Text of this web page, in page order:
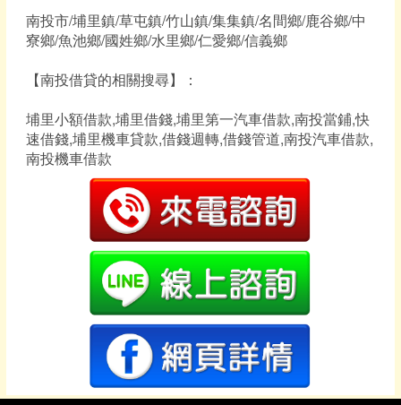
南投市/埔里鎮/草屯鎮/竹山鎮/集集鎮/名間鄉/鹿谷鄉/中
寮鄉/魚池鄉/國姓鄉/水里鄉/仁愛鄉/信義鄉
【南投借貸的相關搜尋】：
埔里小額借款,埔里借錢,埔里第一汽車借款,南投當鋪,快
速借錢,埔里機車貸款,借錢週轉,借錢管道,南投汽車借款,
南投機車借款